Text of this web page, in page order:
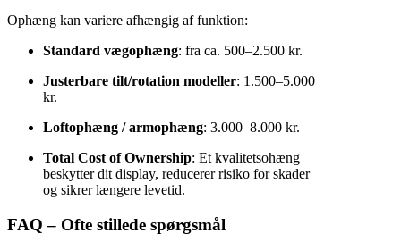
Ophæng kan variere afhængig af funktion:
Standard vægophæng: fra ca. 500–2.500 kr.
Justerbare tilt/rotation modeller: 1.500–5.000
kr.
Loftophæng / armophæng: 3.000–8.000 kr.
Total Cost of Ownership: Et kvalitetsohæng
beskytter dit display, reducerer risiko for skader
og sikrer længere levetid.
FAQ – Ofte stillede spørgsmål